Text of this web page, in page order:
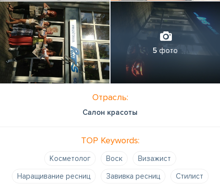
5 фото
Отрасль:
Салон красоты
TOP Keywords:
Kосметолог Воск
Bизажист
Наращивание ресниц
Завивка ресниц
Cтилист